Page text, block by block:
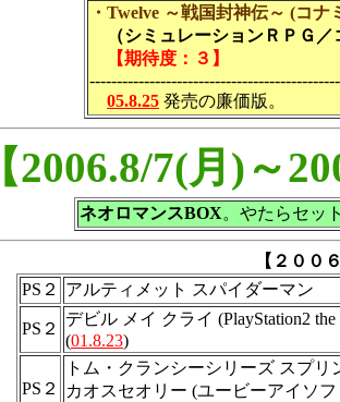
・Twelve ～戦国封神伝～ (コナ
（シミュレーションＲＰＧ／
【期待度：３】
05.8.25 発売の廉価版。
【2006.8/7(月)～
ネオロマンスBOX。やたらセッ
【２００
PS２
アルティメット スパイダーマン
PS２
デビル メイ クライ (PlayStation2 the
(01.8.23)
PS２
トム・クランシーシリーズ スプリ
カオスセオリー (ユービーアイソ